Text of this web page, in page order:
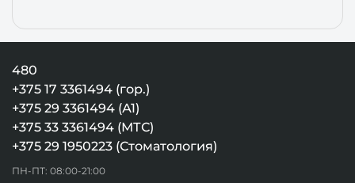
480
+375 17 3361494 (гор.)
+375 29 3361494 (А1)
+375 33 3361494 (МТС)
+375 29 1950223 (Стоматология)
ПН-ПТ: 08:00-21:00